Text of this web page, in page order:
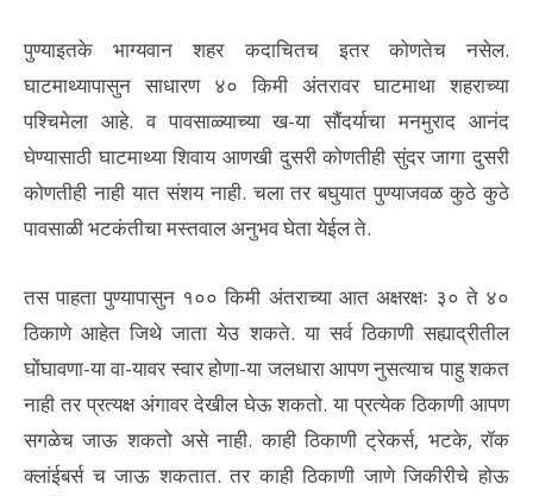
पुण्याइतके भाग्यवान शहर कदाचितच इतर कोणतेच नसेल.
घाटमाथ्यापासुन साधारण ४० किमी अंतरावर घाटमाथा शहराच्या
पश्चिमेला आहे. व पावसाळ्याच्या ख-या सौंदर्याचा मनमुराद आनंद
घेण्यासाठी घाटमाथ्या शिवाय आणखी दुसरी कोणतीही सुंदर जागा दुसरी
कोणतीही नाही यात संशय नाही. चला तर बघुयात पुण्याजवळ कुठे कुठे
पावसाळी भटकंतीचा मस्तवाल अनुभव घेता येईल ते.
तस पाहता पुण्यापासुन १०० किमी अंतराच्या आत अक्षरक्षः ३० ते ४०
ठिकाणे आहेत जिथे जाता येउ शकते. या सर्व ठिकाणी सह्याद्रीतील
घोंघावणा-या वा-यावर स्वार होणा-या जलधारा आपण नुसत्याच पाहु शकत
नाही तर प्रत्यक्ष अंगावर देखील घेऊ शकतो. या प्रत्येक ठिकाणी आपण
सगळेच जाऊ शकतो असे नाही. काही ठिकाणी ट्रेकर्स, भटके, रॉक
क्लांईबर्स च जाऊ शकतात. तर काही ठिकाणी जाणे जिकीरीचे होऊ